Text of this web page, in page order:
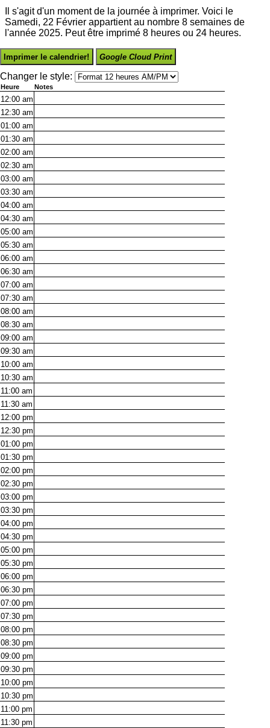
Il s'agit d'un moment de la journée à imprimer. Voici le
Samedi, 22 Février appartient au nombre 8 semaines de
l'année 2025. Peut être imprimé 8 heures ou 24 heures.
Imprimer le calendrier! Google Cloud Print
Changer le style:
Heure Notes
12:00 am
12:30 am
01:00 am
01:30 am
02:00 am
02:30 am
03:00 am
03:30 am
04:00 am
04:30 am
05:00 am
05:30 am
06:00 am
06:30 am
07:00 am
07:30 am
08:00 am
08:30 am
09:00 am
09:30 am
10:00 am
10:30 am
11:00 am
11:30 am
12:00 pm
12:30 pm
01:00 pm
01:30 pm
02:00 pm
02:30 pm
03:00 pm
03:30 pm
04:00 pm
04:30 pm
05:00 pm
05:30 pm
06:00 pm
06:30 pm
07:00 pm
07:30 pm
08:00 pm
08:30 pm
09:00 pm
09:30 pm
10:00 pm
10:30 pm
11:00 pm
11:30 pm